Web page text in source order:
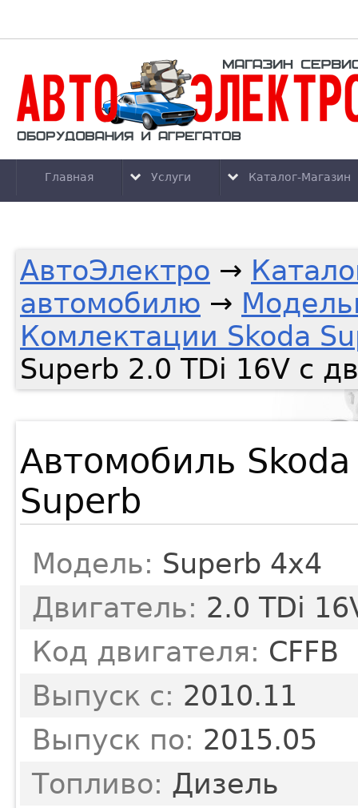
Главная Услуги Каталог-Магазин
АвтоЭлектро →
автомобилю →
Комлектации Skoda
Superb 2.0 TDi 16V с
Автомобиль Skoda
Superb
Модель: Superb 4x4
Двигатель: 2.0 TDi
Код двигателя: CFFB
Выпуск с: 2010.11
Выпуск по: 2015.05
Топливо: Дизель